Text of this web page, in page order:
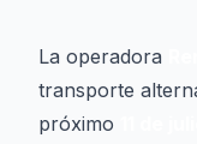
La operadora
transporte
próximo